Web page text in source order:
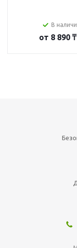
В
от 8 890 ₸